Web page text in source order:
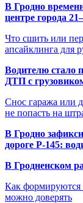
В Гродно
центре города
Что сшить или
апсайклинга для
Водителю стало
ДТП с
Снос гаража или
не попасть на
В Гродно
дороге Р-145:
В Гродненском
Как формируются
можно доверять